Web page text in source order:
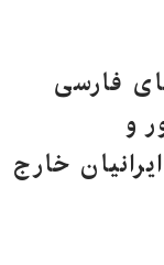
فارسی
و
خارج